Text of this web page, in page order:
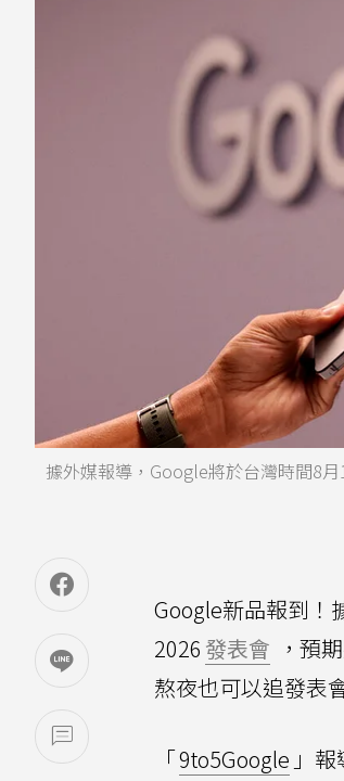
據外媒報導，Google將於台灣時間8
Google新品報到！
2026 發表會 ，預
熬夜也可以追發表
「9to5Google 」